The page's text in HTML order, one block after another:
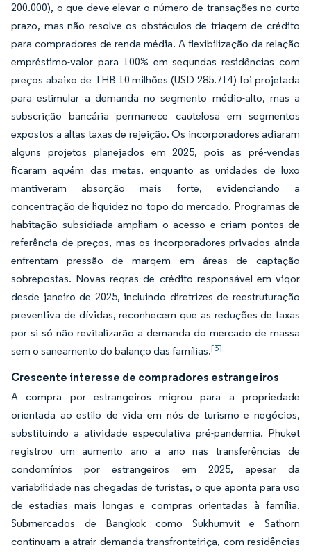
200.000), o que deve elevar o número de transações no curto
prazo, mas não resolve os obstáculos de triagem de crédito
para compradores de renda média. A flexibilização da relação
empréstimo-valor para 100% em segundas residências com
preços abaixo de THB 10 milhões (USD 285.714) foi projetada
para estimular a demanda no segmento médio-alto, mas a
subscrição bancária permanece cautelosa em segmentos
expostos a altas taxas de rejeição. Os incorporadores adiaram
alguns projetos planejados em 2025, pois as pré-vendas
ficaram aquém das metas, enquanto as unidades de luxo
mantiveram absorção mais forte, evidenciando a
concentração de liquidez no topo do mercado. Programas de
habitação subsidiada ampliam o acesso e criam pontos de
referência de preços, mas os incorporadores privados ainda
enfrentam pressão de margem em áreas de captação
sobrepostas. Novas regras de crédito responsável em vigor
desde janeiro de 2025, incluindo diretrizes de reestruturação
preventiva de dívidas, reconhecem que as reduções de taxas
por si só não revitalizarão a demanda do mercado de massa
sem o saneamento do balanço das famílias.[3]
Crescente interesse de compradores estrangeiros
A compra por estrangeiros migrou para a propriedade
orientada ao estilo de vida em nós de turismo e negócios,
substituindo a atividade especulativa pré-pandemia. Phuket
registrou um aumento ano a ano nas transferências de
condomínios por estrangeiros em 2025, apesar da
variabilidade nas chegadas de turistas, o que aponta para uso
de estadias mais longas e compras orientadas à família.
Submercados de Bangkok como Sukhumvit e Sathorn
continuam a atrair demanda transfronteiriça, com residências